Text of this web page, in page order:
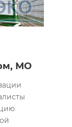
МО